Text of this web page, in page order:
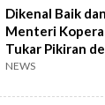
Dikenal Baik
Menteri
Tukar Pikiran
NEWS